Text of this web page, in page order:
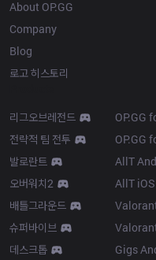
About OP.GG
Company
Blog
로고 히스토리
리그오브레전드
전략적 팀 전투
발로란트
오버워치2
배틀그라운드
슈퍼바이브
데스크톱
OP.GG
OP.GG
AllT
AllT iOS
Gigs